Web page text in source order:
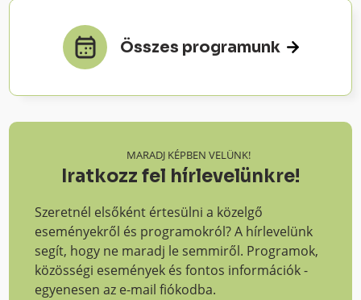
Összes programunk
MARADJ KÉPBEN VELÜNK!
Iratkozz fel hírlevelünkre!
Szeretnél elsőként értesülni a közelgő
eseményekről és programokról? A hírlevelünk
segít, hogy ne maradj le semmiről. Programok,
közösségi események és fontos információk -
egyenesen az e-mail fiókodba.